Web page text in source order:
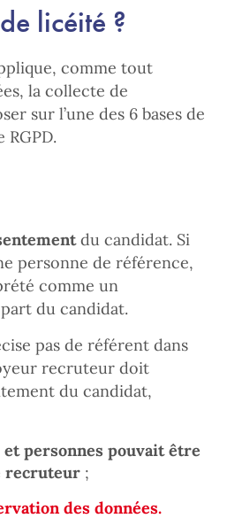
licéité ?
comme tout
la collecte de
sur l’une des 6 bases de
du candidat. Si
personne de référence,
comme un
du candidat.
pas de référent dans
recruteur doit
du candidat,
personnes pouvait être
recruteur ;
des données.